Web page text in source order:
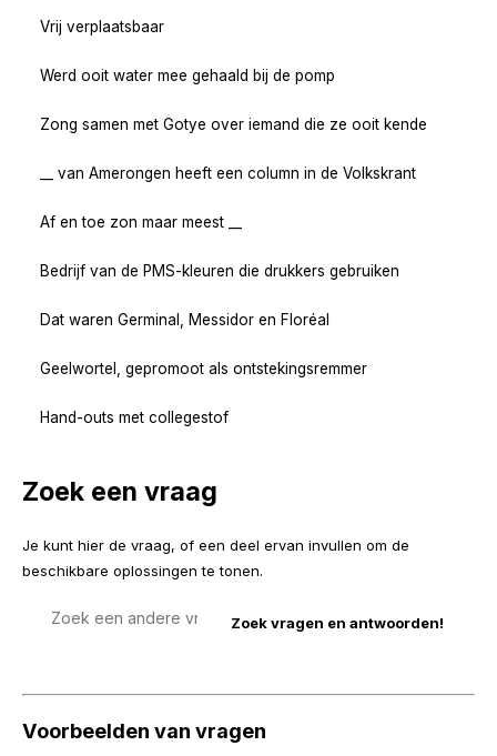
Vrij verplaatsbaar
Werd ooit water mee gehaald bij de pomp
Zong samen met Gotye over iemand die ze ooit kende
__ van Amerongen heeft een column in de Volkskrant
Af en toe zon maar meest __
Bedrijf van de PMS-kleuren die drukkers gebruiken
Dat waren Germinal, Messidor en Floréal
Geelwortel, gepromoot als ontstekingsremmer
Hand-outs met collegestof
Zoek een vraag
Je kunt hier de vraag, of een deel ervan invullen om de
beschikbare oplossingen te tonen.
Voorbeelden van vragen